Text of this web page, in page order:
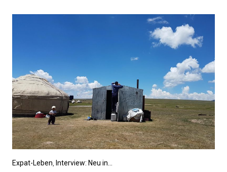
Expat-Leben Interview: Neu in...